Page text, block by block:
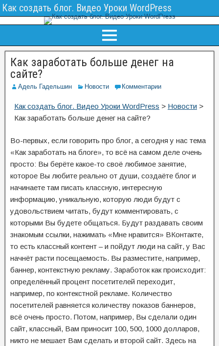
Как создать блог. Видео Уроки WordPress
Как заработать больше денег на
сайте?
Адель Гадельшин Новости Комментарии
Как создать блог. Видео Уроки WordPress > Новости >
Как заработать больше денег на сайте?
Во-первых, если говорить про блог, а сегодня у нас тема
«Как заработать на блоге», то всё на самом деле очень
просто: Вы берёте какое-то своё любимое занятие,
которое Вы любите реально от души, создаёте блог и
начинаете там писать классную, интересную
информацию, уникальную, которую люди будут с
удовольствием читать, будут комментировать, с
которыми Вы будете общаться. Будут раздавать своим
знакомым ссылки, нажимать «Мне нравится» ВКонтакте,
то есть классный контент – и пойдут люди на сайт, у Вас
начнёт расти посещаемость. Вы разместите, например,
баннер, контекстную рекламу. Заработок как происходит:
определённый процент посетителей переходит,
например, по контекстной рекламе. Количество
посетителей равняется количеству показов баннеров,
всё очень просто. Потом, например, Вы сделали один
сайт, классный, Вам приносит 100, 500, 1000 долларов,
никто не мешает Вам сделать и второй сайт. Здесь на